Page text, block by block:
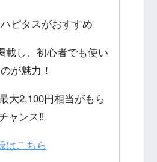
ピタスがおすすめ
載し、初心者でも使い
が魅力！
大2,100円相当がもら
ャンス‼
はこちら